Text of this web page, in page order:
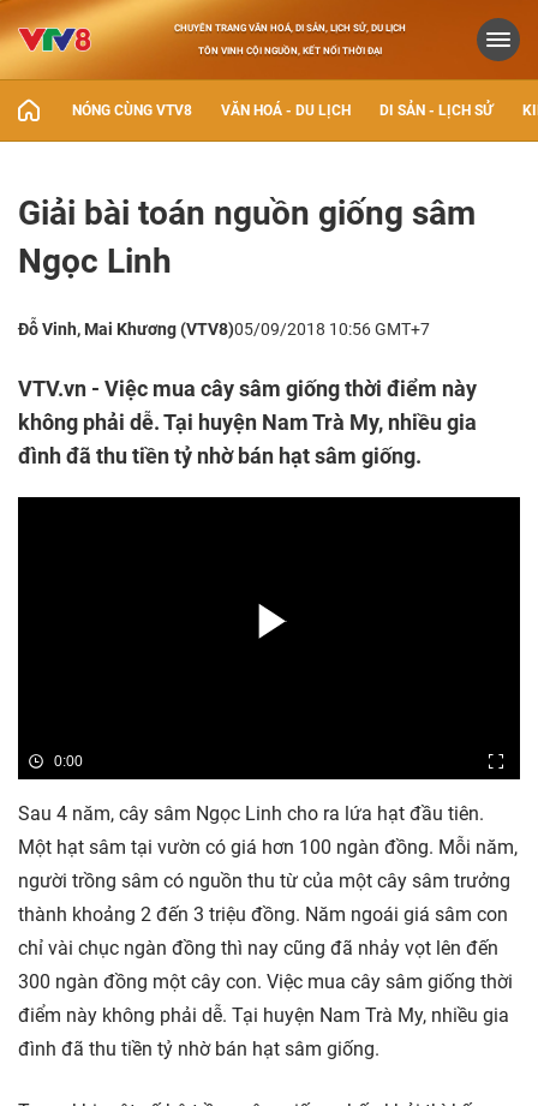
CHUYÊN TRANG VĂN HOÁ, DI SẢN, LỊCH SỬ, DU LỊCH
TÔN VINH CỘI NGUỒN, KẾT NỐI THỜI ĐẠI
NÓNG CÙNG VTV8 VĂN HOÁ - DU LỊCH DI SẢN - LỊCH SỬ
Giải bài toán nguồn giống sâm
Ngọc Linh
Đỗ Vinh, Mai Khương (VTV8)05/09/2018 10:56 GMT+7
VTV.vn - Việc mua cây sâm giống thời điểm này
không phải dễ. Tại huyện Nam Trà My, nhiều gia
đình đã thu tiền tỷ nhờ bán hạt sâm giống.
0:00
Sau 4 năm, cây sâm Ngọc Linh cho ra lứa hạt đầu tiên.
Một hạt sâm tại vườn có giá hơn 100 ngàn đồng. Mỗi năm,
người trồng sâm có nguồn thu từ của một cây sâm trưởng
thành khoảng 2 đến 3 triệu đồng. Năm ngoái giá sâm con
chỉ vài chục ngàn đồng thì nay cũng đã nhảy vọt lên đến
300 ngàn đồng một cây con. Việc mua cây sâm giống thời
điểm này không phải dễ. Tại huyện Nam Trà My, nhiều gia
đình đã thu tiền tỷ nhờ bán hạt sâm giống.